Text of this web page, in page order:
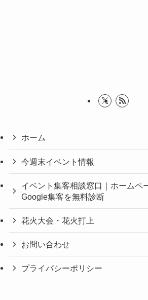
ホーム
今週末イベント情報
イベント集客相談窓口｜ホームペ
Google集客を無料診断
花火大会・花火打上
お問い合わせ
プライバシーポリシー